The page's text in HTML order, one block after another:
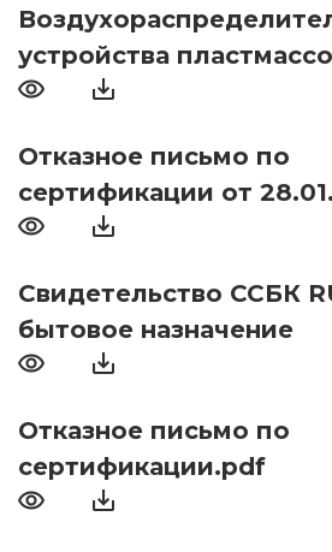
устройства
Отказное письмо по
сертификации от
Свидетельство ССБК
бытовое назначение
Отказное письмо по
сертификации.pdf